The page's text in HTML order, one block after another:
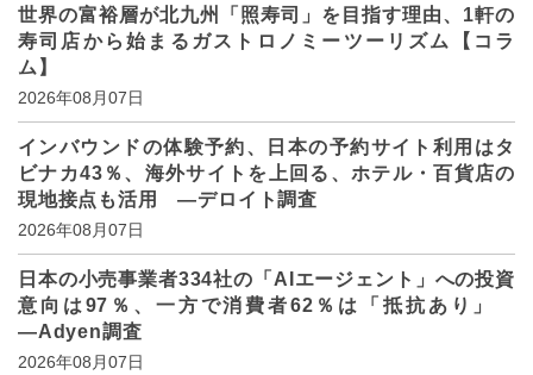
世界の富裕層が北九州「照寿司」を目指す理由、1軒の
寿司店から始まるガストロノミーツーリズム【コラ
ム】
2026年08月07日
インバウンドの体験予約、日本の予約サイト利用はタ
ビナカ43％、海外サイトを上回る、ホテル・百貨店の
現地接点も活用 ―デロイト調査
2026年08月07日
日本の小売事業者334社の「AIエージェント」への投資
意向は97％、一方で消費者62％は「抵抗あり」
―Adyen調査
2026年08月07日